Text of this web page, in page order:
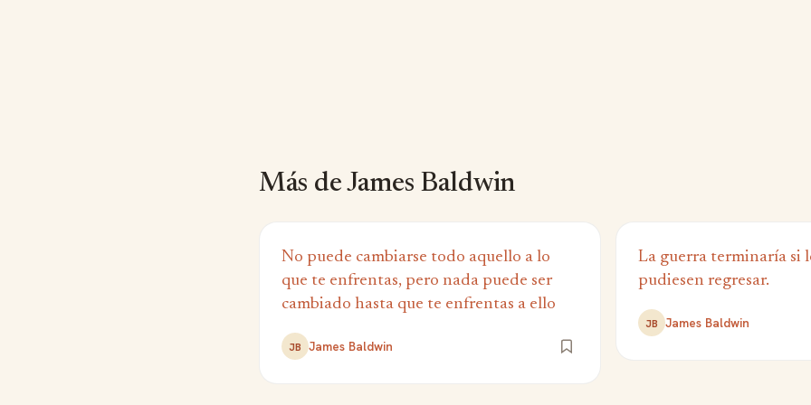
Más de James Baldwin
No puede cambiarse todo aquello a lo
que te enfrentas, pero nada puede ser
cambiado hasta que te enfrentas a ello
JB James Baldwin
La guerra terminaría si
pudiesen regresar.
JB James Baldwin